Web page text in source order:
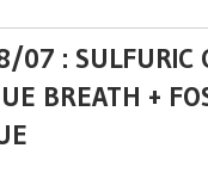
07 : SULFURIC
BREATH +